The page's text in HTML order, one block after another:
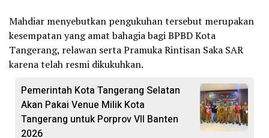
Mahdiar menyebutkan pengukuhan tersebut merupakan
kesempatan yang amat bahagia bagi BPBD Kota
Tangerang, relawan serta Pramuka Rintisan Saka SAR
karena telah resmi dikukuhkan.
Pemerintah Kota Tangerang Selatan
Akan Pakai Venue Milik Kota
Tangerang untuk Porprov VII Banten
2026